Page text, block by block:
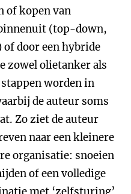
of kopen van
(top-down,
door een hybride
zowel olietanker als
worden in
de auteur soms
Zo ziet de auteur
naar een kleinere
organisatie: snoeien
of een volledige